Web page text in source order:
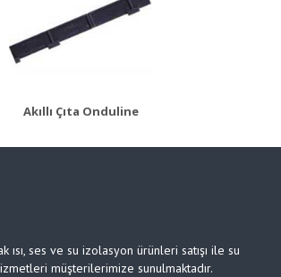
Akıllı Çıta Onduline
AKS 8
Ürün Detayı
ısı, ses ve su izolasyon ürünleri satışı ile su
müşterilerimize sunulmaktadır.